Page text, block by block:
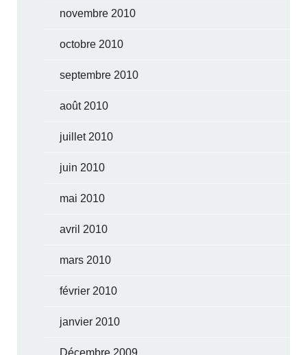
novembre 2010
octobre 2010
septembre 2010
août 2010
juillet 2010
juin 2010
mai 2010
avril 2010
mars 2010
février 2010
janvier 2010
Décembre 2009